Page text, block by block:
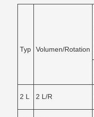
Typ Volumen/Rotation
2 L 2 L/R